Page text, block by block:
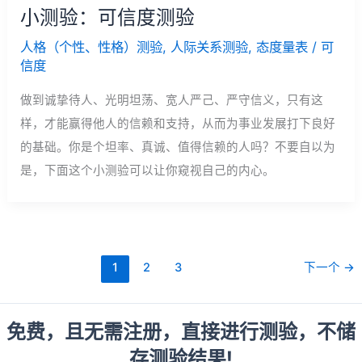
小测验：可信度测验
人格（个性、性格）测验, 人际关系测验, 态度量表 / 可
信度
做到诚挚待人、光明坦荡、宽人严己、严守信义，只有这
样，才能赢得他人的信赖和支持，从而为事业发展打下良好
的基础。你是个坦率、真诚、值得信赖的人吗？不要自以为
是，下面这个小测验可以让你窥视自己的内心。
1 2 3 下一个 →
免费，且无需注册，直接进行测验，不储